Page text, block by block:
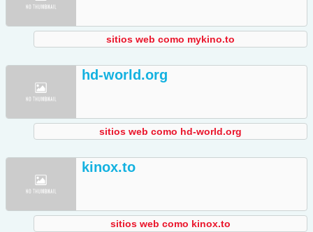
sitios web como mykino.to
hd-world.org
sitios web como hd-world.org
kinox.to
sitios web como kinox.to